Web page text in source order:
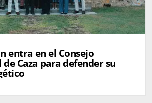
entra en el Consejo
Caza para defender su